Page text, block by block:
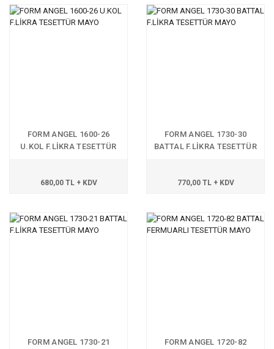
FORM ANGEL 1600-26
U.KOL F.LİKRA TESETTÜR
680,00 TL + KDV
FORM ANGEL 1730-30
BATTAL F.LİKRA TESETTÜR
770,00 TL + KDV
FORM ANGEL 1730-21
FORM ANGEL 1720-82